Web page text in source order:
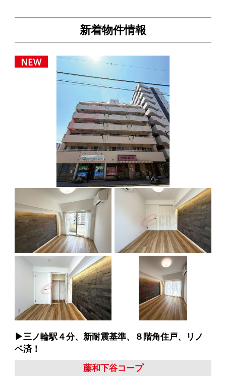
新着物件情報
▶︎三ノ輪駅４分、新耐震基準、８階角住戸、リノ
ベ済！
藤和下谷コープ